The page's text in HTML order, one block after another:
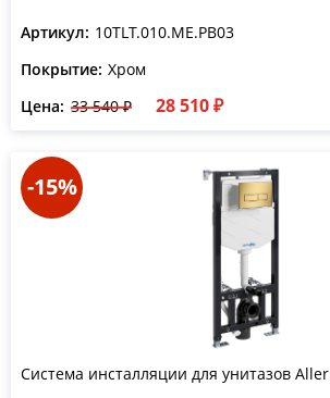
Артикул: 10TLT.010.ME.PB03
Покрытие: Хром
Цена: 33 540 ₽ 28 510 ₽
-15%
Система инсталляции для унитазов Aller